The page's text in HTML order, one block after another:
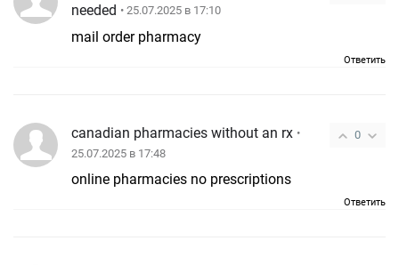
needed • 25.07.2025 в 17:10
mail order pharmacy
Ответить
0
canadian pharmacies without an rx •
25.07.2025 в 17:48
online pharmacies no prescriptions
Ответить